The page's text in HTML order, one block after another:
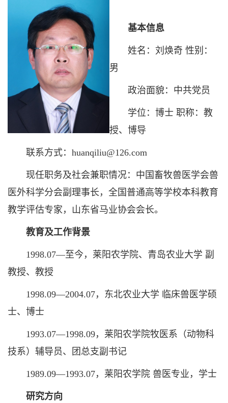
基本信息
姓名：刘焕奇 性别：
男
政治面貌：中共党员
学位：博士 职称：教
授、博导
联系方式：huanqiliu@126.com
现任职务及社会兼职情况：中国畜牧兽医学会兽
医外科学分会副理事长，全国普通高等学校本科教育
教学评估专家，山东省马业协会会长。
教育及工作背景
1998.07—至今，莱阳农学院、青岛农业大学 副
教授、教授
1998.09—2004.07，东北农业大学 临床兽医学硕
士、博士
1993.07—1998.09，莱阳农学院牧医系（动物科
技系）辅导员、团总支副书记
1989.09—1993.07，莱阳农学院 兽医专业，学士
研究方向